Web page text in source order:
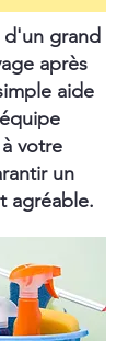
d'un grand
après
aide
votre
un
agréable.